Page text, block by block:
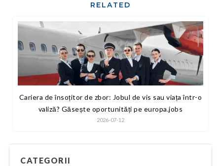
RELATED
Cariera de însoțitor de zbor: Jobul de vis sau viața într-o
valiză? Găsește oportunități pe europa.jobs
2026-07-12
CATEGORII